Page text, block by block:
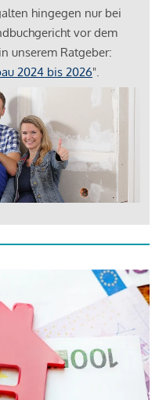
hingegen nur bei
vor dem
unserem Ratgeber:
2024 bis 2026".